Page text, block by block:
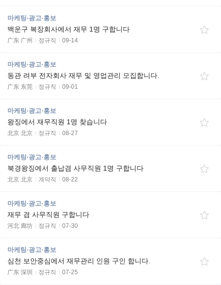
마케팅·광고·홍보
백운구 복장회사에서 재무 1명 구합니다
广东 广州 정규직 09-14
마케팅·광고·홍보
동관 려부 전자회사 재무 및 영업관리 모집합니다.
广东 东莞 정규직 09-01
마케팅·광고·홍보
왕징에서 재무직원 1명 찾습니다
北京 北京 정규직 08-27
마케팅·광고·홍보
북경왕징에서 출납겸 사무직원 1명 구합니다
北京 北京 계약직 08-22
마케팅·광고·홍보
재무 겸 사무직원 구합니다
河北 廊坊 정규직 07-30
마케팅·광고·홍보
심천 보안중심에서 재무관리 인원 구인 합니다.
广东 深圳 정규직 07-25